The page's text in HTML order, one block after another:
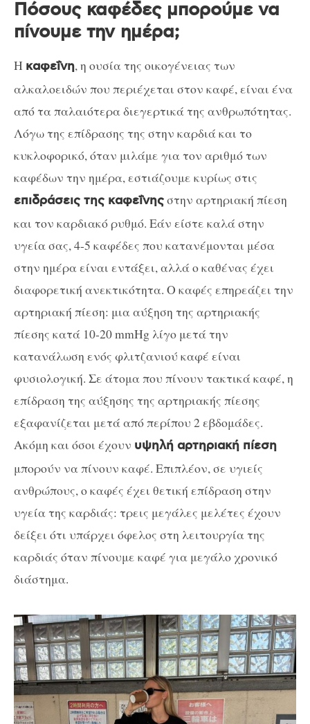
Πόσους καφέδες μπορούμε να
πίνουμε την ημέρα;
Η καφεΐνη, η ουσία της οικογένειας των
αλκαλοειδών που περιέχεται στον καφέ, είναι ένα
από τα παλαιότερα διεγερτικά της ανθρωπότητας.
Λόγω της επίδρασης της στην καρδιά και το
κυκλοφορικό, όταν μιλάμε για τον αριθμό των
καφέδων την ημέρα, εστιάζουμε κυρίως στις
επιδράσεις της καφεΐνηςστην αρτηριακή πίεση
και τον καρδιακό ρυθμό. Εάν είστε καλά στην
υγεία σας, 4-5 καφέδες που κατανέμονται μέσα
στην ημέρα είναι εντάξει, αλλά ο καθένας έχει
διαφορετική ανεκτικότητα. Ο καφές επηρεάζει την
αρτηριακή πίεση: μια αύξηση της αρτηριακής
πίεσης κατά 10-20 mmHg λίγο μετά την
κατανάλωση ενός φλιτζανιού καφέ είναι
φυσιολογική. Σε άτομα που πίνουν τακτικά καφέ, η
επίδραση της αύξησης της αρτηριακής πίεσης
εξαφανίζεται μετά από περίπου 2 εβδομάδες.
Ακόμη και όσοι έχουν υψηλή αρτηριακή πίεση
μπορούν να πίνουν καφέ. Επιπλέον, σε υγιείς
ανθρώπους, ο καφές έχει θετική επίδραση στην
υγεία της καρδιάς: τρεις μεγάλες μελέτες έχουν
δείξει ότι υπάρχει όφελος στη λειτουργία της
καρδιάς όταν πίνουμε καφέ για μεγάλο χρονικό
διάστημα.